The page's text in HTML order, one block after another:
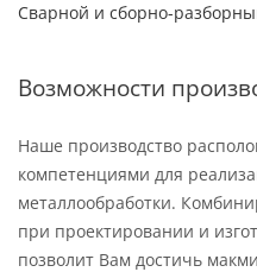
Сварной и сборно-
Возможности
Наше производство
компетенциями для
металлообработки.
при проектировании и
позволит Вам достичь